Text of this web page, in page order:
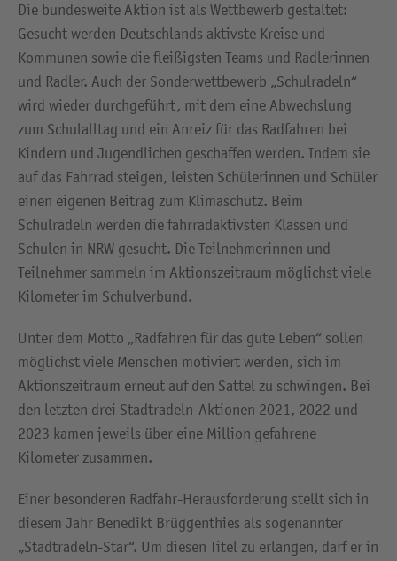
Die bundesweite Aktion ist als Wettbewerb gestaltet:
Gesucht werden Deutschlands aktivste Kreise und
Kommunen sowie die fleißigsten Teams und Radlerinnen
und Radler. Auch der Sonderwettbewerb „Schulradeln“
wird wieder durchgeführt, mit dem eine Abwechslung
zum Schulalltag und ein Anreiz für das Radfahren bei
Kindern und Jugendlichen geschaffen werden. Indem sie
auf das Fahrrad steigen, leisten Schülerinnen und Schüler
einen eigenen Beitrag zum Klimaschutz. Beim
Schulradeln werden die fahrradaktivsten Klassen und
Schulen in NRW gesucht. Die Teilnehmerinnen und
Teilnehmer sammeln im Aktionszeitraum möglichst viele
Kilometer im Schulverbund.
Unter dem Motto „Radfahren für das gute Leben“ sollen
möglichst viele Menschen motiviert werden, sich im
Aktionszeitraum erneut auf den Sattel zu schwingen. Bei
den letzten drei Stadtradeln-Aktionen 2021, 2022 und
2023 kamen jeweils über eine Million gefahrene
Kilometer zusammen.
Einer besonderen Radfahr-Herausforderung stellt sich in
diesem Jahr Benedikt Brüggenthies als sogenannter
„Stadtradeln-Star“. Um diesen Titel zu erlangen, darf er in